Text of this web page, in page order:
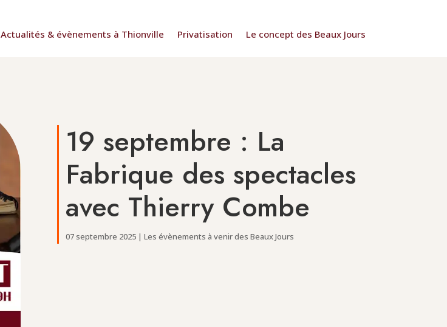
Actualités & évènements à Thionville Privatisation Le concept des Beaux Jours
19 septembre : La
Fabrique des spectacles
avec Thierry Combe
07 septembre 2025| Les évènements à venir des Beaux Jours